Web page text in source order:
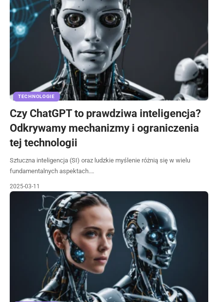
TECHNOLOGIE
Czy ChatGPT to prawdziwa inteligencja?
Odkrywamy mechanizmy i ograniczenia
tej technologii
Sztuczna inteligencja (SI) oraz ludzkie myślenie różnią się w wielu
fundamentalnych aspektach.…
2025-03-11